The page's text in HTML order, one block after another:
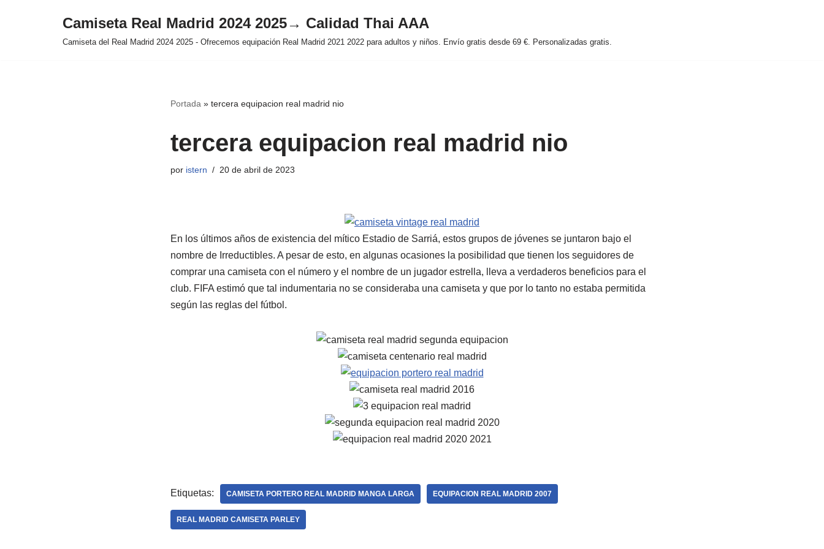
Camiseta Real Madrid 2024 2025→ Calidad Thai AAA
Camiseta del Real Madrid 2024 2025 - Ofrecemos equipación Real Madrid 2021 2022 para adultos y niños. Envío gratis desde 69 €. Personalizadas gratis.
Portada » tercera equipacion real madrid nio
tercera equipacion real madrid nio
por istern 20 de abril de 2023
En los últimos años de existencia del mítico Estadio de Sarriá, estos grupos de jóvenes se juntaron bajo el
nombre de Irreductibles. A pesar de esto, en algunas ocasiones la posibilidad que tienen los seguidores de
comprar una camiseta con el número y el nombre de un jugador estrella, lleva a verdaderos beneficios para el
club. FIFA estimó que tal indumentaria no se consideraba una camiseta y que por lo tanto no estaba permitida
según las reglas del fútbol.
Etiquetas: CAMISETA PORTERO REAL MADRID MANGA LARGA EQUIPACION REAL MADRID 2007
REAL MADRID CAMISETA PARLEY